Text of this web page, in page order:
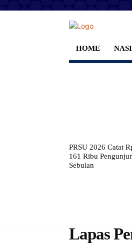
HOME
PRSU 2026 Catat
161 Ribu
Sebulan
Lapas